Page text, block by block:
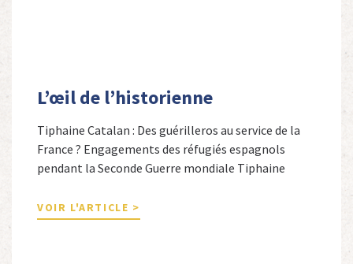
L’œil de l’historienne
Tiphaine Catalan : Des guérilleros au service de la
France ? Engagements des réfugiés espagnols
pendant la Seconde Guerre mondiale Tiphaine
secondaire et docteure en études hispaniques. Elle
est spécialiste de l’histoire contemporaine des
VOIR L'ARTICLE >